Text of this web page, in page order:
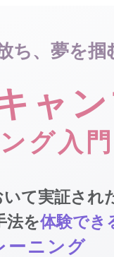
ち、夢を掴
ャ
グ入門
て実証され
法を体験でき
ーニング